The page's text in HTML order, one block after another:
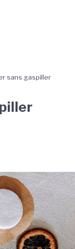
sans gaspiller